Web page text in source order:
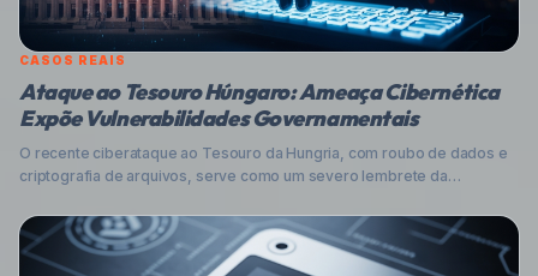
CASOS REAIS
Ataque ao Tesouro Húngaro: Ameaça Cibernética
Expõe Vulnerabilidades Governamentais
O recente ciberataque ao Tesouro da Hungria, com roubo de dados e
criptografia de arquivos, serve como um severo lembrete da
governamentais. Analisamos o incidente, o cenário brasileiro e
oferecemos estratégias robustas de proteção.